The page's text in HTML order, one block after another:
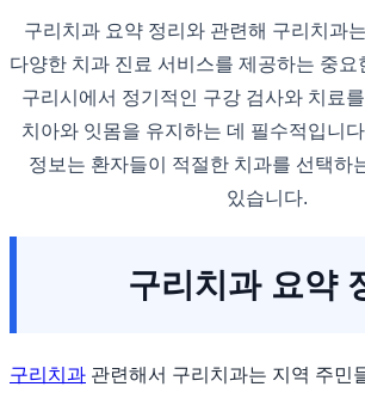
구리치과 요약 정리와 관련해 구리치과
다양한 치과 진료 서비스를 제공하는 중요
구리시에서 정기적인 구강 검사와 치료
치아와 잇몸을 유지하는 데 필수적입니
정보는 환자들이 적절한 치과를 선택하
있습니다.
구리치과 요약
구리치과 관련해서 구리치과는 지역 주민